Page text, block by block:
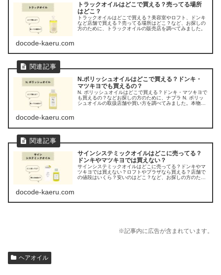
トラックオイルはどこで買える？売ってる場所
はどこ？
トラックオイルはどこで買える？美容室やロフト、ドンキ
など店舗で買える？売ってる場所はどこ？など、お探しの
方のために、トラックオイルの販売店を調べてみました。
docode-kaeru.com
N.ポリッシュオイルはどこで買える？ドンキ・
マツキヨでも買えるの？
N. ポリッシュオイルはどこで買える？ドンキ・マツキヨで
も買えるの？などお探しの方のために、ナプラ N. ポリッ
シュオイルの取扱店舗や買い方を調べてみました。本物と
docode-kaeru.com
サインシステミックオイルはどこに売ってる？
ドンキやマツキヨでは買えない？
サインシステミックオイルはどこに売ってる？ドンキやマ
ツキヨでは買えない？ロフトやプラザなら買える？店舗で
の値段はいくら？安いのはどこ？など、お探しの方のため
docode-kaeru.com
※記事内に広告が含まれています。
ヘアオイル